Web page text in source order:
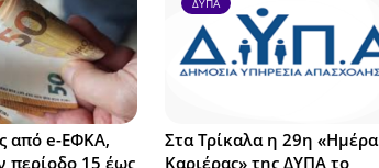
από e-ΕΦΚΑ,
περίοδο 15 έως
Στα Τρίκαλα η 29η «Ημέρα
Καριέρας» της ΔΥΠΑ το